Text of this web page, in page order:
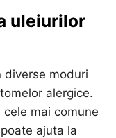
uleiurilor
diverse moduri
alergice.
mai comune
ajuta la